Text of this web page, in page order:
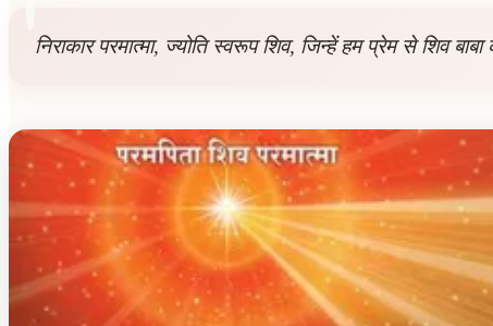
निराकार परमात्मा, ज्योति स्वरूप शिव, जिन्हें हम प्रेम से शिव